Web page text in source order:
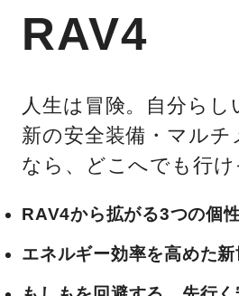
RAV4
人生は冒険。自分ら
新の安全装備・マル
なら、どこへでも行け
RAV4から拡がる3つの個
エネルギー効率を高めた